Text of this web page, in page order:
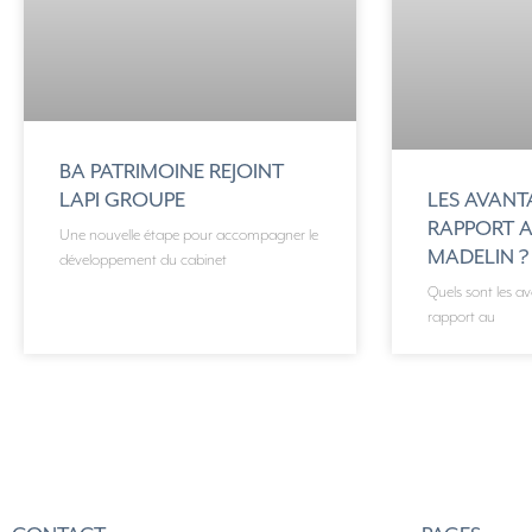
BA PATRIMOINE REJOINT
LAPI GROUPE
Une nouvelle étape pour accompagner le
développement du cabinet
LES
RAPPORT
MADELIN ?
Quels sont les
rapport au